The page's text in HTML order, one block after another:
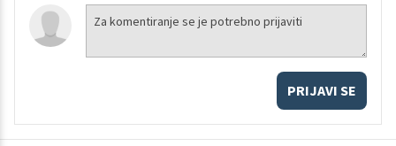
PRIJAVI SE